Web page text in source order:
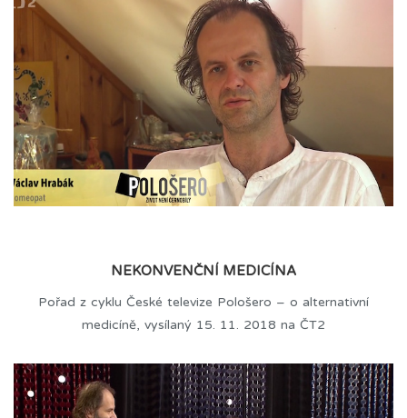
NEKONVENČNÍ MEDICÍNA
Pořad z cyklu České televize Pološero – o alternativní
medicíně, vysílaný 15. 11. 2018 na ČT2